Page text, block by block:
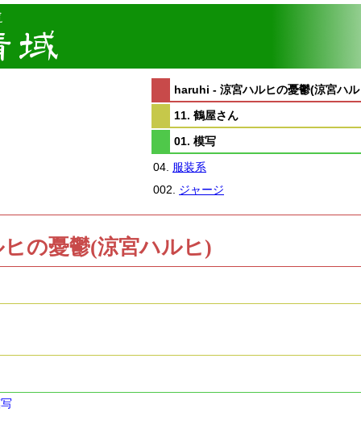
haruhi - 涼宮ハルヒの憂鬱(涼宮ハ
11. 鶴屋さん
01. 模写
04. 服装系
002. ジャージ
の憂鬱(涼宮ハルヒ)